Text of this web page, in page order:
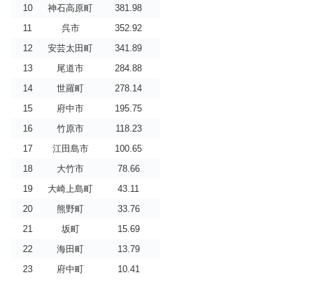
10
神石高原町
381.98
11
呉市
352.92
12
安芸太田町
341.89
13
尾道市
284.88
14
世羅町
278.14
15
府中市
195.75
16
竹原市
118.23
17
江田島市
100.65
18
大竹市
78.66
19
大崎上島町
43.11
20
熊野町
33.76
21
坂町
15.69
22
海田町
13.79
23
府中町 10.41